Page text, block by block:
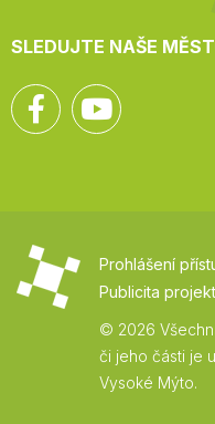
SLEDUJTE NAŠE
Facebook
Prohlášení
Publicita
© 2026
či jeho části je
Vysoké Mýto.